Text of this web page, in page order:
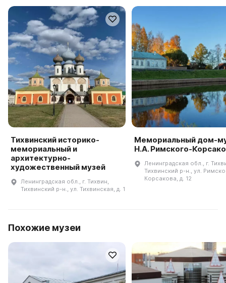
Тихвинский историко-
мемориальный и
архитектурно-
художественный музей
Ленинградская обл., г. Тихвин,
Тихвинский р-н., ул. Тихвинская, д. 1
Мемориальный дом-
Н.А. Римского-
Ленинградская обл., г.
Тихвинский р-н., ул.
Корсакова, д. 12
Похожие музеи